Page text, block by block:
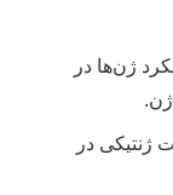
ژن‌ها در
ژنتیکی در